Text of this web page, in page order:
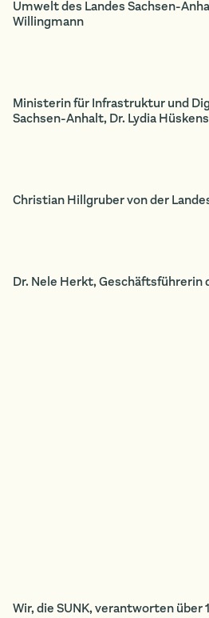
Umwelt des Landes Sachsen-
Willingmann
Ministerin für Infrastruktur und
Sachsen-Anhalt, Dr. Lydia Hüskens
Christian Hillgruber von der
Dr. Nele Herkt, Geschäftsführerin
Wir, die SUNK, verantworten über